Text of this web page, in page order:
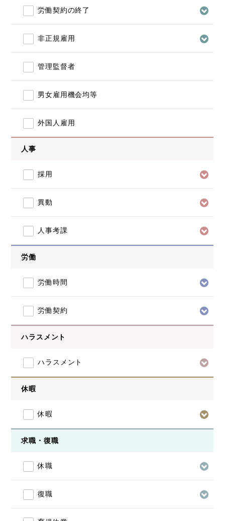
労働契約の終了
非正規雇用
管理監督者
男女雇用機会均等
外国人雇用
人事
採用
異動
人事考課
労働
労働時間
労働契約
ハラスメント
ハラスメント
休暇
休暇
求職・復職
休職
復職